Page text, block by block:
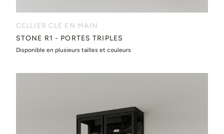
CELLIER CLÉ EN MAIN
STONE R1 - PORTES TRIPLES
Disponible en plusieurs tailles et couleurs